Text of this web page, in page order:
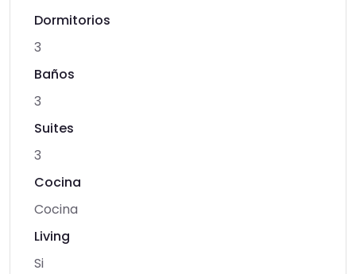
Dormitorios
3
Baños
3
Suites
3
Cocina
Cocina
Living
Si